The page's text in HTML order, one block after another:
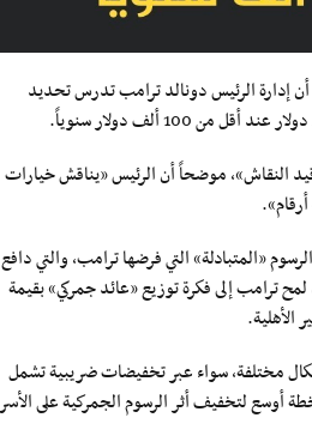
إدارة الرئيس دونالد ترامب تدرس تحديد
النقاش»، موضحاً أن الرئيس «يناقش خيارات
«المتبادلة» التي فرضها ترامب، والتي دافع
لمح ترامب إلى فكرة توزيع «عائد جمركي» بقيمة
مختلفة، سواء عبر تخفيضات ضريبية تشمل
أوسع لتخفيف أثر الرسوم الجمركية على الأسر